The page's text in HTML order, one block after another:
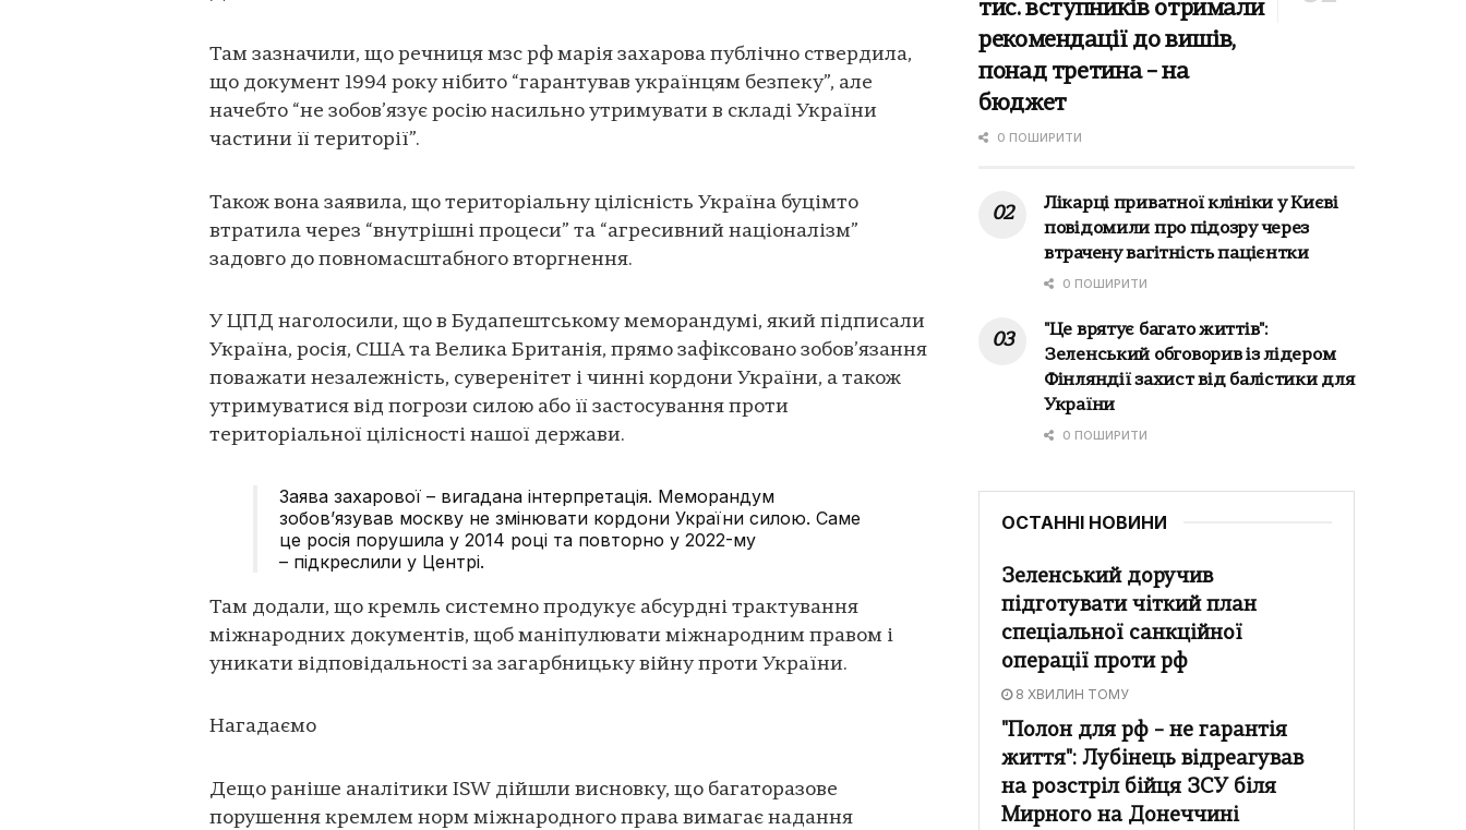
Там зазначили, що речниця мзс рф марія захарова публічно ствердила,
що документ 1994 року нібито “гарантував українцям безпеку”, але
начебто “не зобов’язує росію насильно утримувати в складі України
частини її території”.
Також вона заявила, що територіальну цілісність Україна буцімто
втратила через “внутрішні процеси” та “агресивний націоналізм”
задовго до повномасштабного вторгнення.
У ЦПД наголосили, що в Будапештському меморандумі, який підписали
Україна, росія, США та Велика Британія, прямо зафіксовано зобов’язання
поважати незалежність, суверенітет і чинні кордони України, а також
утримуватися від погрози силою або її застосування проти
територіальної цілісності нашої держави.
Заява захарової – вигадана інтерпретація. Меморандум
зобов’язував москву не змінювати кордони України силою. Саме
це росія порушила у 2014 році та повторно у 2022-му
– підкреслили у Центрі.
Там додали, що кремль системно продукує абсурдні трактування
міжнародних документів, щоб маніпулювати міжнародним правом і
уникати відповідальності за загарбницьку війну проти України.
Нагадаємо
Дещо раніше аналітики ISW дійшли висновку, що багаторазове
порушення кремлем норм міжнародного права вимагає надання
тис. вступників отримали
рекомендації до вишів,
понад третина – на
бюджет
0 ПОШИРИТИ
Лікарці приватної клініки у Києві
повідомили про підозру через
втрачену вагітність пацієнтки
0 ПОШИРИТИ
"Це врятує багато життів":
Зеленський обговорив із лідером
Фінляндії захист від балістики для
України
0 ПОШИРИТИ
ОСТАННІ НОВИНИ
Зеленський доручив
підготувати чіткий план
спеціальної санкційної
операції проти рф
8 ХВИЛИН ТОМУ
"Полон для рф – не гарантія
життя": Лубінець відреагував
на розстріл бійця ЗСУ біля
Мирного на Донеччині